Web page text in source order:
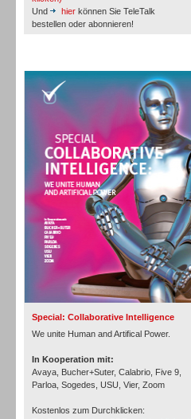
Und
hier können Sie TeleTalk
bestellen oder abonnieren!
Special: Collaborative Intelligence
We unite Human and Artifical Power.
In Kooperation mit:
Avaya, Bucher+Suter, Calabrio, Five 9,
Parloa, Sogedes, USU, Vier, Zoom
Kostenlos zum Durchklicken:
Personal
Inbound